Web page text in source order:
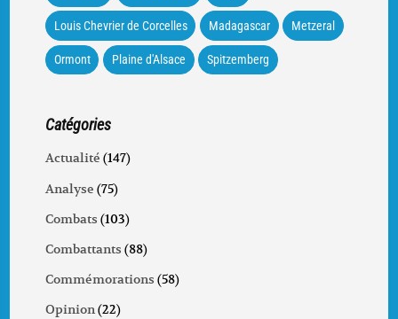
Louis Chevrier de Corcelles Madagascar Metzeral
Ormont Plaine d'Alsace Spitzemberg
Catégories
Actualité (147)
Analyse (75)
Combats (103)
Combattants (88)
Commémorations (58)
Opinion(22)